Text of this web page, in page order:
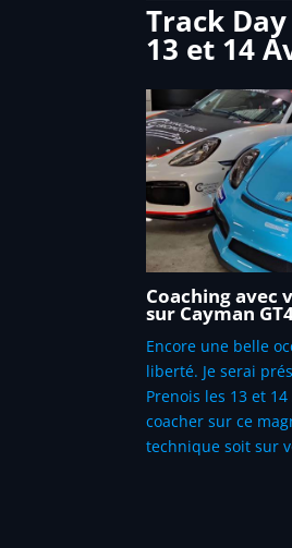
Track
13 et 14
Coaching avec
sur Cayman
Encore une belle
liberté. Je serai
Prenois les 13 et
coacher sur ce
technique soit sur